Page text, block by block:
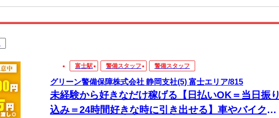
富士駅 警備スタッフ 警備スタッフ
グリーン警備保障株式会社 静岡支社(5) 富士エリア/815
未経験から好きなだけ稼げる【日払いOK＝当日振り
込み＝24時間好きな時に引き出せる】車やバイク通